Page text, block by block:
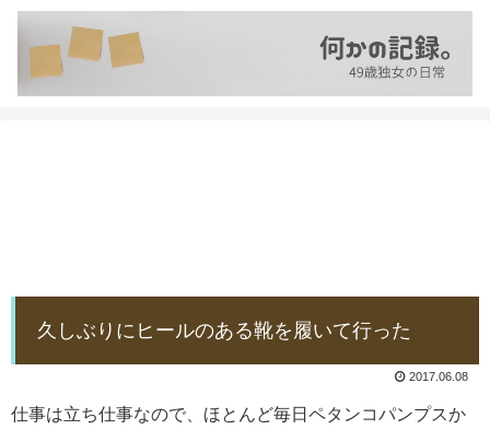
久しぶりにヒールのある靴を履いて行った
2017.06.08
仕事は立ち仕事なので、ほとんど毎日ペタンコパンプスか